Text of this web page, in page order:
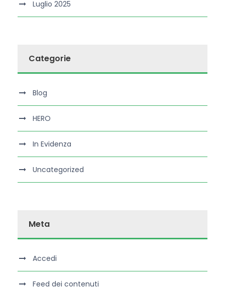
Luglio 2025
Categorie
Blog
HERO
In Evidenza
Uncategorized
Meta
Accedi
Feed dei contenuti